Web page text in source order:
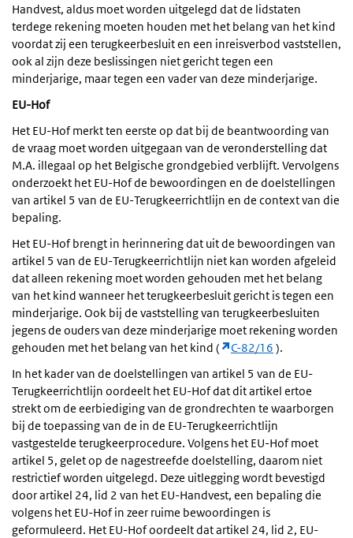
Handvest, aldus moet worden uitgelegd dat de lidstaten
terdege rekening moeten houden met het belang van het kind
voordat zij een terugkeerbesluit en een inreisverbod vaststellen,
ook al zijn deze beslissingen niet gericht tegen een
minderjarige, maar tegen een vader van deze minderjarige.
EU-Hof
Het EU-Hof merkt ten eerste op dat bij de beantwoording van
de vraag moet worden uitgegaan van de veronderstelling dat
M.A. illegaal op het Belgische grondgebied verblijft. Vervolgens
onderzoekt het EU-Hof de bewoordingen en de doelstellingen
van artikel 5 van de EU-Terugkeerrichtlijn en de context van die
bepaling.
Het EU-Hof brengt in herinnering dat uit de bewoordingen van
artikel 5 van de EU-Terugkeerrichtlijn niet kan worden afgeleid
dat alleen rekening moet worden gehouden met het belang
van het kind wanneer het terugkeerbesluit gericht is tegen een
minderjarige. Ook bij de vaststelling van terugkeerbesluiten
jegens de ouders van deze minderjarige moet rekening worden
gehouden met het belang van het kind (
C-82/16 ).
In het kader van de doelstellingen van artikel 5 van de EU-
Terugkeerrichtlijn oordeelt het EU-Hof dat dit artikel ertoe
strekt om de eerbiediging van de grondrechten te waarborgen
bij de toepassing van de in de EU-Terugkeerrichtlijn
vastgestelde terugkeerprocedure. Volgens het EU-Hof moet
artikel 5, gelet op de nagestreefde doelstelling, daarom niet
restrictief worden uitgelegd. Deze uitlegging wordt bevestigd
door artikel 24, lid 2 van het EU-Handvest, een bepaling die
volgens het EU-Hof in zeer ruime bewoordingen is
geformuleerd. Het EU-Hof oordeelt dat artikel 24, lid 2, EU-